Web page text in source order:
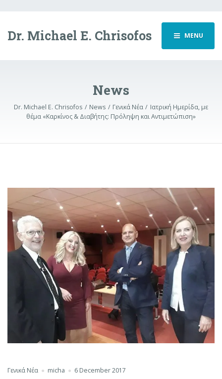
Dr. Michael E. Chrisofos MENU
News
Dr. Michael E. Chrisofos News Γενικά Νέα
Ιατρική Ημερίδα, με
θέμα «Καρκίνος & Διαβήτης: Πρόληψη και Αντιμετώπιση»
Γενικά Νέα micha 6 December 2017